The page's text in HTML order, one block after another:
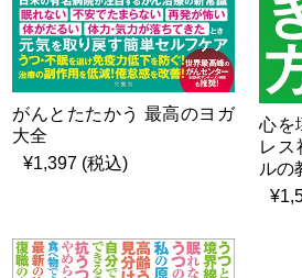
がんとたたかう 最高のヨガ
大全
¥1,397 (税込)
心を
レス
ルの